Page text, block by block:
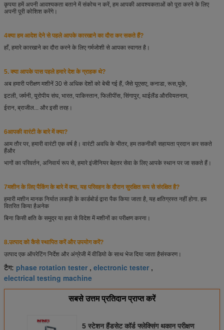
कृपया हमें अपनी आवश्यकता बताने में संकोच न करें, हम आपकी आवश्यकताओं को पूरा करने के लिए
अपनी पूरी कोशिश करेंगे।
4क्या हम आदेश देने से पहले आपके कारखाने का दौरा कर सकते हैं?
हाँ, हमारे कारखाने का दौरा करने के लिए गर्मजोशी से आपका स्वागत है।
5. क्या आपके पास पहले हमारे देश के ग्राहक थे?
अब हमारी परीक्षण मशीनें 30 से अधिक देशों को बेची गई हैं, जैसे यूएसए, कनाडा, रूस,यूके,
इटली, जर्मनी, यूरोपीय संघ, भारत, पाकिस्तान, फिलीपींस, सिंगापुर, थाईलैंड औरवियतनाम,
ईरान, ब्राजील... और इसी तरह।
6आपकी वारंटी के बारे में क्या?
आम तौर पर, हमारी वारंटी एक वर्ष है। वारंटी अवधि के भीतर, हम तकनीकी सहायता प्रदान कर सकते
हैंऔर
भागों का परिवर्तन, अनिवार्य रूप से, हमारे इंजीनियर बेहतर सेवा के लिए आपके स्थान पर जा सकते हैं।
7मशीन के लिए पैकिंग के बारे में क्या, यह परिवहन के दौरान सुरक्षित रूप से संरक्षित है?
हमारी मशीन मानक निर्यात लकड़ी के कार्डबोर्ड द्वारा पैक किया जाता है, यह क्षतिग्रस्त नहीं होगा. हम
वितरित किया हैअनेक
बिना किसी क्षति के समुद्र या हवा से विदेश में मशीनों का परीक्षण करना।
8.उत्पाद को कैसे स्थापित करें और उपयोग करें?
उत्पाद एक ऑपरेटिंग निर्देश और अंग्रेजी में वीडियो के साथ भेज दिया जाता हैसंस्करण।
टैग: phase rotation tester , electronic tester ,
electrical testing machine
सबसे उत्तम प्रतिदान प्राप्त करें
5 स्टेशन हैंडसेट कॉर्ड फ्लेक्सिंग थकान परीक्षण